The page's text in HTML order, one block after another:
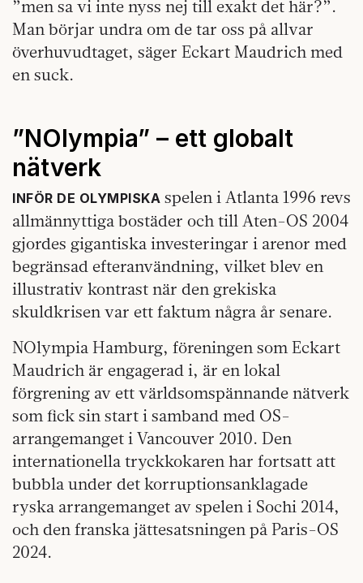
”men sa vi inte nyss nej till exakt det här?”.
Man börjar undra om de tar oss på allvar
överhuvudtaget, säger Eckart Maudrich med
en suck.
”NOlympia” – ett globalt
nätverk
INFÖR DE OLYMPISKA spelen i Atlanta 1996 revs
allmännyttiga bostäder och till Aten-OS 2004
gjordes gigantiska investeringar i arenor med
begränsad efteranvändning, vilket blev en
illustrativ kontrast när den grekiska
skuldkrisen var ett faktum några år senare.
NOlympia Hamburg, föreningen som Eckart
Maudrich är engagerad i, är en lokal
förgrening av ett världsomspännande nätverk
som fick sin start i samband med OS-
arrangemanget i Vancouver 2010. Den
internationella tryckkokaren har fortsatt att
bubbla under det korruptionsanklagade
ryska arrangemanget av spelen i Sochi 2014,
och den franska jättesatsningen på Paris-OS
2024.